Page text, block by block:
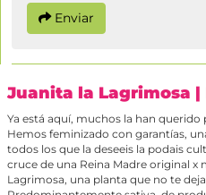
Enviar
Juanita la Lagrimosa |
Ya está aquí, muchos la han
Hemos feminizado con garantías,
todos los que la deseeis la podais
cruce de una Reina Madre original x
Lagrimosa, una planta que no te